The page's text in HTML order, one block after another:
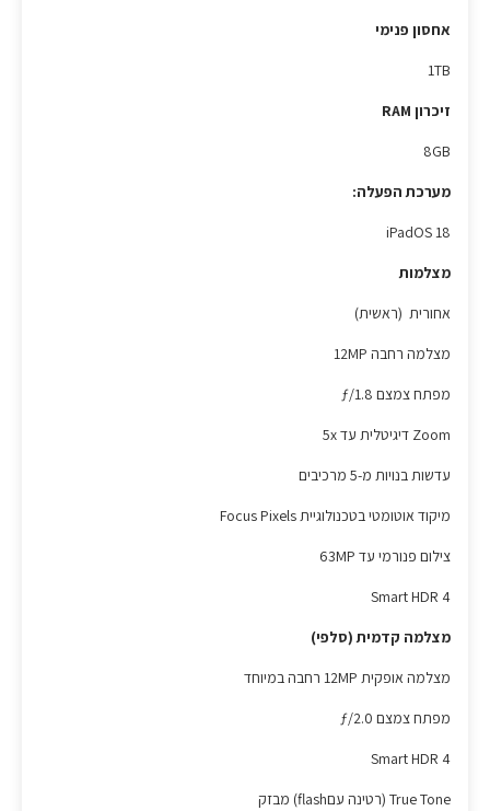
אחסון פנימי
1TB
זיכרון RAM
8GB
מערכת הפעלה:
iPadOS 18
מצלמות
אחורית (ראשית)
מצלמה רחבה 12MP
מפתח צמצם ƒ/1.8
Zoom דיגיטלית עד 5x
עדשות בנויות מ-5 מרכיבים
מיקוד אוטומטי בטכנולוגיית Focus Pixels
צילום פנורמי עד 63MP
Smart HDR 4
מצלמה קדמית (סלפי)
מצלמה אופקית 12MP רחבה במיוחד
מפתח צמצם ƒ/2.0
Smart HDR 4
True Tone (רטינה עםflash) מבזק